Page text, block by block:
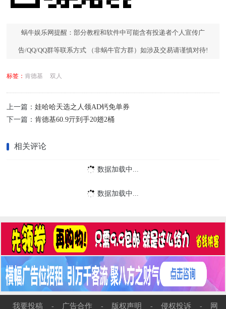
蜗牛娱乐网提醒：部分教程和软件中可能含有投递者个人宣传广
告/QQ/QQ群等联系方式 （非蜗牛官方群）如涉及交易请谨慎对待!
标签：肯德基 双人
上一篇：娃哈哈天选之人领AD钙免单券
下一篇：肯德基60.9亓到手20翅2桶
相关评论
数据加载中...
数据加载中...
我要投稿 - 广告合作 - 版权声明 - 侵权投诉 - 网